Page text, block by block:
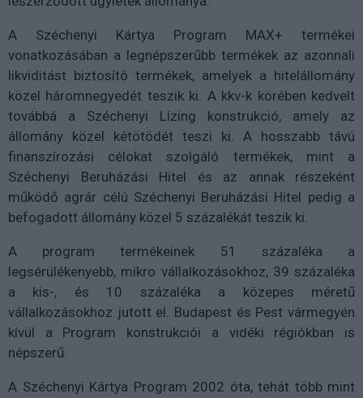
A Széchenyi Kártya Program MAX+ termékei
vonatkozásában a legnépszerűbb termékek az azonnali
likviditást biztosító termékek, amelyek a hitelállomány
közel háromnegyedét teszik ki. A kkv-k körében kedvelt
továbbá a Széchenyi Lízing konstrukció, amely az
állomány közel kétötödét teszi ki. A hosszabb távú
finanszírozási célokat szolgáló termékek, mint a
Széchenyi Beruházási Hitel és az annak részeként
működő agrár célú Széchenyi Beruházási Hitel pedig a
befogadott állomány közel 5 százalékát teszik ki.
A program termékeinek 51 százaléka a
legsérülékenyebb, mikro vállalkozásokhoz, 39 százaléka
a kis-, és 10 százaléka a közepes méretű
vállalkozásokhoz jutott el. Budapest és Pest vármegyén
kívül a Program konstrukciói a vidéki régiókban is
népszerű.
A Széchenyi Kártya Program 2002 óta, tehát több mint